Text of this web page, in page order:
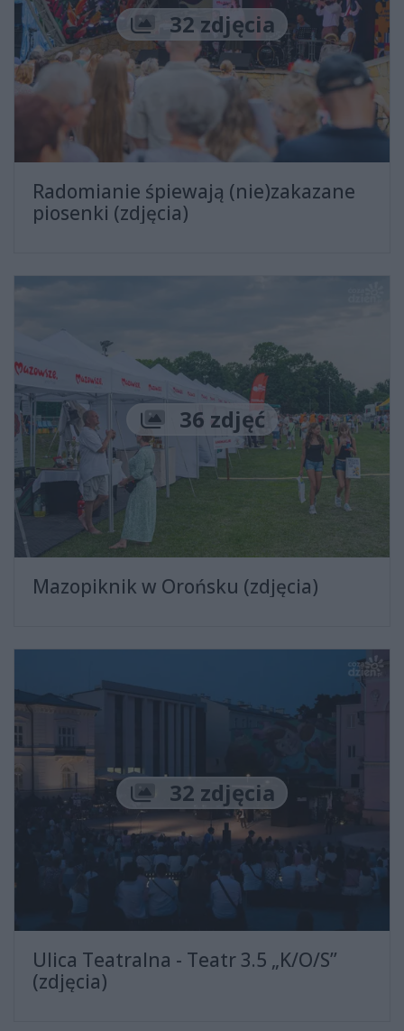
Liczba zdjęć
32 zdjęcia
Radomianie śpiewają (nie)zakazane
piosenki (zdjęcia)
Liczba zdjęć
36 zdjęć
Mazopiknik w Orońsku (zdjęcia)
Liczba zdjęć
32 zdjęcia
Ulica Teatralna - Teatr 3.5 „K/O/S”
(zdjęcia)